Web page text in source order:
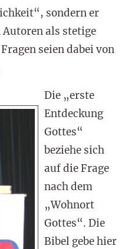
sondern er
Autoren als stetige
seien dabei von
Die „erste
Entdeckung
Gottes“
beziehe sich
auf die Frage
nach dem
„Wohnort
Gottes“. Die
Bibel gebe hier